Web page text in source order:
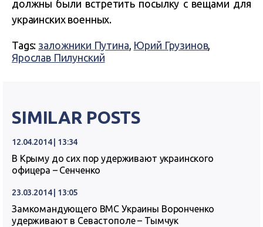
должны были встретить посылку с вещами для
украинских военных.
Tags: заложники Путина, Юрий Грузинов,
Ярослав Пилунский
SIMILAR POSTS
12.04.2014 | 13:34
В Крыму до сих пор удерживают украинского
офицера – Сенченко
23.03.2014 | 13:05
Замкомандующего ВМС Украины Воронченко
удерживают в Севастополе – Тымчук